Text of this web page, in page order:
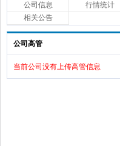
公司信息
行情统计
相关公告
公司高管
当前公司没有上传高管信息